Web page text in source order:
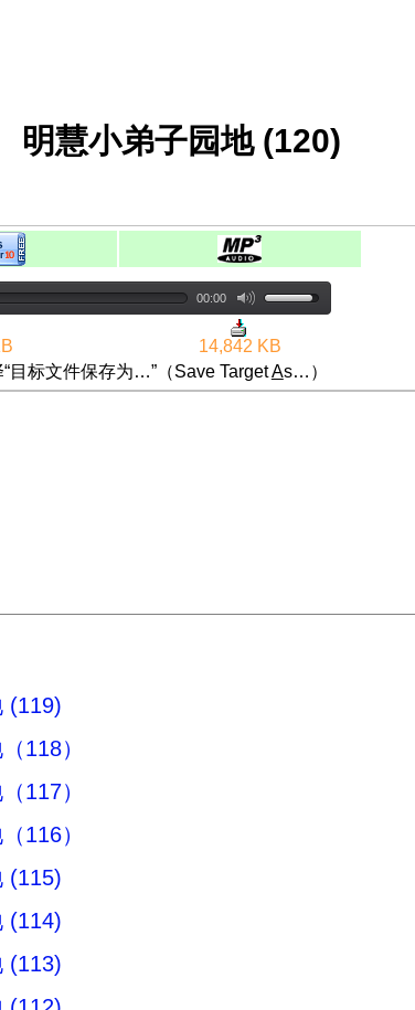
明慧小弟子园地 (120)
00:00
14,842 KB
目标文件保存为…”（Save TargetAs…）
(119)
118）
117）
116）
(115)
(114)
(113)